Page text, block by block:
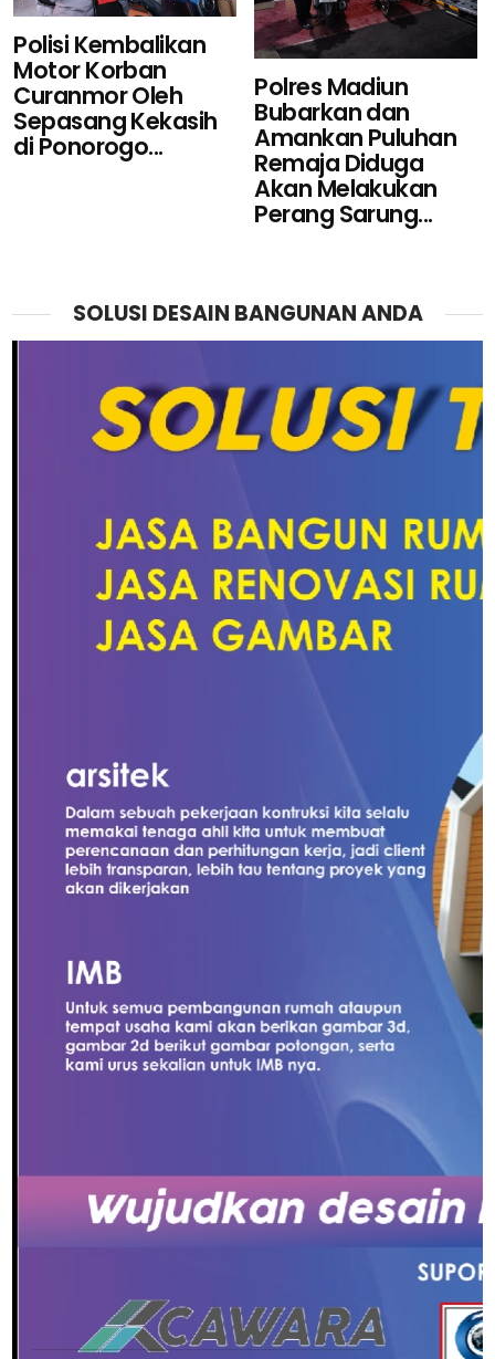
Polisi Kembalikan
Motor Korban
Curanmor Oleh
Sepasang Kekasih
di Ponorogo...
Polres Madiun
Bubarkan dan
Amankan Puluhan
Remaja Diduga
Akan Melakukan
Perang Sarung...
SOLUSI DESAIN BANGUNAN ANDA